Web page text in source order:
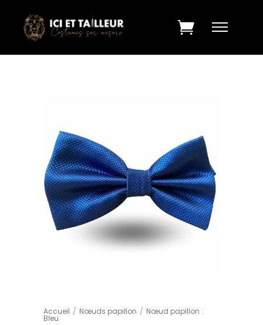
Accueil / Nœuds papillon / Nœud papillon :
Bleu